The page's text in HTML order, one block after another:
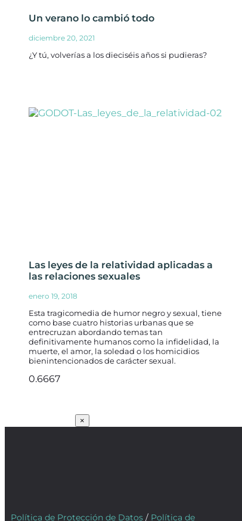
Un verano lo cambió todo
diciembre 20, 2021
¿Y tú, volverías a los dieciséis años si pudieras?
Las leyes de la relatividad aplicadas a
las relaciones sexuales
enero 19, 2018
Esta tragicomedia de humor negro y sexual, tiene
como base cuatro historias urbanas que se
entrecruzan abordando temas tan
definitivamente humanos como la infidelidad, la
muerte, el amor, la soledad o los homicidios
bienintencionados de carácter sexual.
×
Política de Protección de Datos / Política de